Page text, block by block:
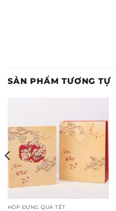
SẢN PHẨM TƯƠNG TỰ
HỘP ĐỰNG QUÀ TẾT